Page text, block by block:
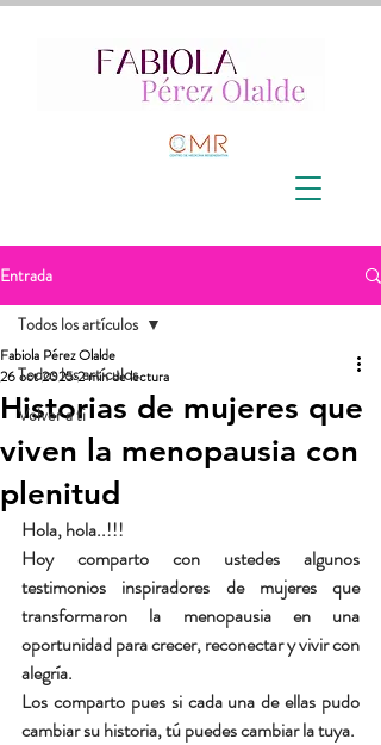
Entrada
Todos los artículos
Volver a ti
Todos los artículos
Historias de mujeres que
viven la menopausia con
plenitud
Fabiola Pérez Olalde
26 oct 20252 min de lectura
Hola, hola..!!!
Hoy comparto con ustedes algunos
testimonios inspiradores de mujeres que
transformaron la menopausia en una
oportunidad para crecer, reconectar y vivir con
alegría.
Los comparto pues si cada una de ellas pudo
cambiar su historia, tú puedes cambiar la tuya.